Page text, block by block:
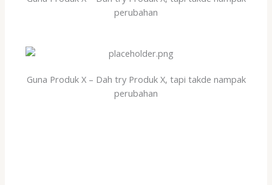
perubahan
Guna Produk X – Dah try Produk X, tapi takde nampak
perubahan